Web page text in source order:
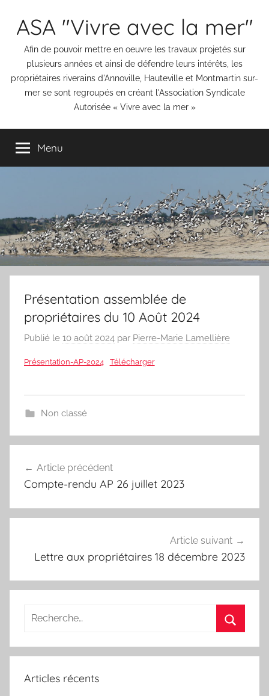
ASA "Vivre avec la mer"
Afin de pouvoir mettre en oeuvre les travaux projetés sur
plusieurs années et ainsi de défendre leurs intérêts, les
propriétaires riverains d'Annoville, Hauteville et Montmartin sur-
mer se sont regroupés en créant l'Association Syndicale
Autorisée « Vivre avec la mer »
Menu
Présentation assemblée de
propriétaires du 10 Août 2024
Publié le 10 août 2024 par Pierre-Marie Lamellière
Présentation-AP-2024 Télécharger
Non classé
de
Article précédent
Compte-rendu AP 26 juillet 2023
Article suivant
Lettre aux propriétaires 18 décembre 2023
Recherche
:
Articles récents